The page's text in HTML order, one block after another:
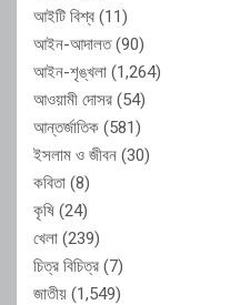
আইটি বিশ্ব (11)
আইন-আদালত(90)
আইন-শৃঙ্খলা (1,264)
আওয়ামী দোসর (54)
আন্তর্জাতিক (581)
ইসলাম ও জীবন (30)
কবিতা (8)
কৃষি (24)
খেলা (239)
চিত্র বিচিত্র (7)
জাতীয় (1,549)